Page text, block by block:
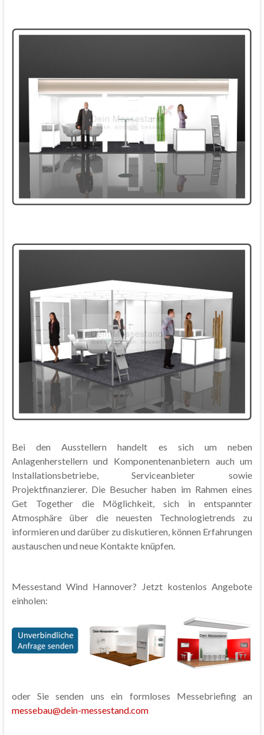
Bei den Ausstellern handelt es sich um neben
Anlagenherstellern und Komponentenanbietern auch um
Installationsbetriebe, Serviceanbieter sowie
Projektfinanzierer. Die Besucher haben im Rahmen eines
Get Together die Möglichkeit, sich in entspannter
Atmosphäre über die neuesten Technologietrends zu
informieren und darüber zu diskutieren, können Erfahrungen
austauschen und neue Kontakte knüpfen.
Messestand Wind Hannover? Jetzt kostenlos Angebote
einholen:
oder Sie senden uns ein formloses Messebriefing an
messebau@dein-messestand.com